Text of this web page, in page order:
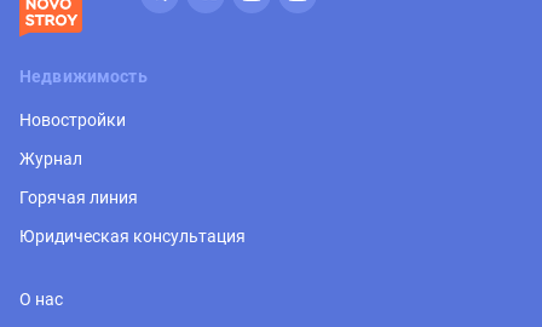
Недвижимость
Новостройки
Журнал
Горячая линия
Юридическая консультация
О нас